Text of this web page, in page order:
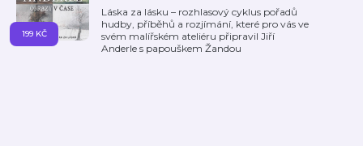
Láska za lásku – rozhlasový cyklus pořadů
hudby, příběhů a rozjímání, které pro vás ve
svém malířském ateliéru připravil Jiří
Anderle s papouškem Žandou
199 KČ